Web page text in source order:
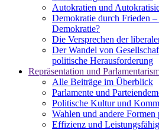
Autokratien und
Demokratie durch Frieden
Demokratie?
Die Versprechen der
Der Wandel von
politische Herausforderung
Repräsentation und
Alle Beiträge im Überblick
Parlamente und
Politische Kultur und
Wahlen und andere
Effizienz und